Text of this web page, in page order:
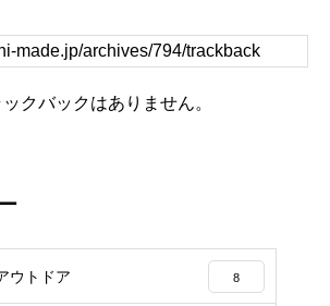
クバックはありません。
ウトドア 8